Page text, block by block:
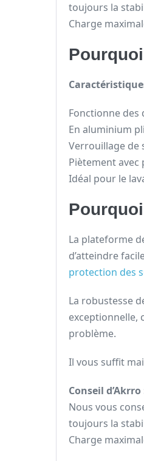
toujours la
Charge
Fonctionne des
En aluminium
Verrouillage de
Piètement avec
Idéal pour le
La plateforme
d’atteindre
protection des
La robustesse
exceptionnelle,
problème.
Il vous suffit
Conseil d’Akrro
Nous vous
toujours la
Charge